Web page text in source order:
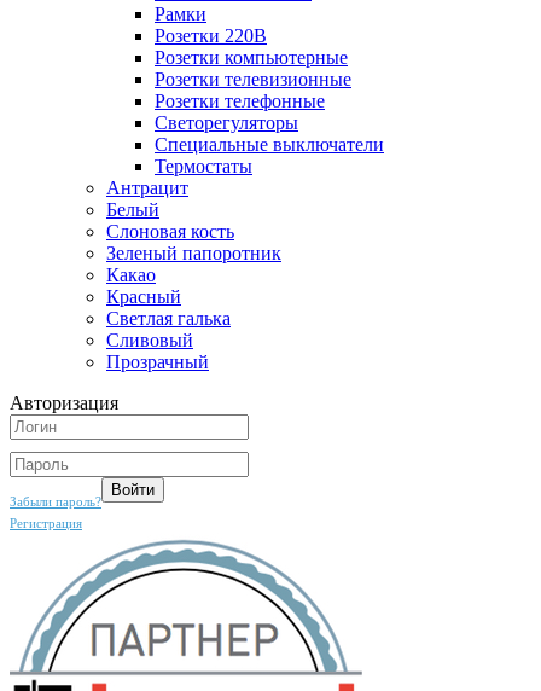
Рамки
Розетки 220В
Розетки компьютерные
Розетки телевизионные
Розетки телефонные
Светорегуляторы
Специальные выключатели
Термостаты
Антрацит
Белый
Слоновая кость
Зеленый папоротник
Какао
Красный
Светлая галька
Сливовый
Прозрачный
Авторизация
Забыли пароль?
Регистрация